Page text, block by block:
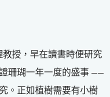
教授，早在讀書時便研究
珊瑚一年一度的盛事 ——
。正如植樹需要有小樹